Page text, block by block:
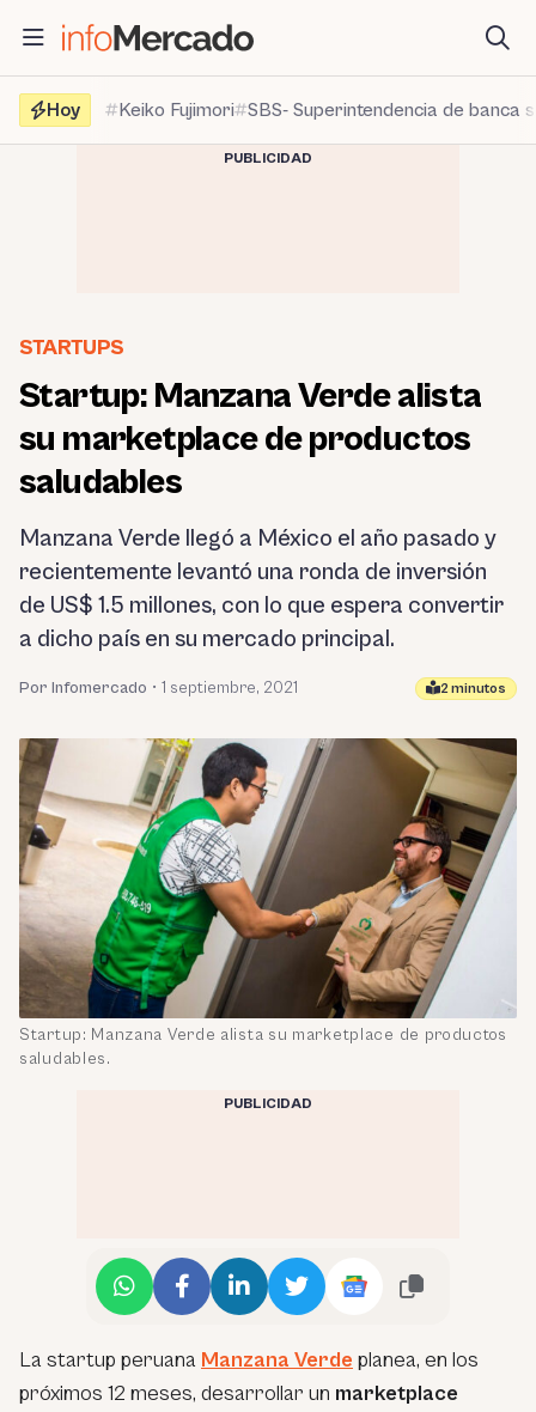
contenido
Hoy
Keiko Fujimori SBS- Superintendencia de banca
PUBLICIDAD
STARTUPS
Startup: Manzana Verde alista
su marketplace de productos
saludables
Manzana Verde llegó a México el año pasado y
recientemente levantó una ronda de inversión
de US$ 1.5 millones, con lo que espera convertir
a dicho país en su mercado principal.
Por Infomercado • 1 septiembre, 2021 2 minutos
Startup: Manzana Verde alista su marketplace de productos
saludables.
PUBLICIDAD
La startup peruana Manzana Verde planea, en los
próximos 12 meses, desarrollar un marketplace